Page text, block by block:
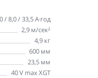
/ 8,0 / 33,5 А·год
2,9 м/сек²
4,9 кг
600 мм
23,5 мм
40 V max XGT